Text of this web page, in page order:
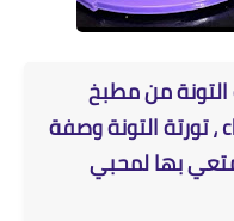
من مطبخ
، تورتة التونة وصفة
بها لمحبي